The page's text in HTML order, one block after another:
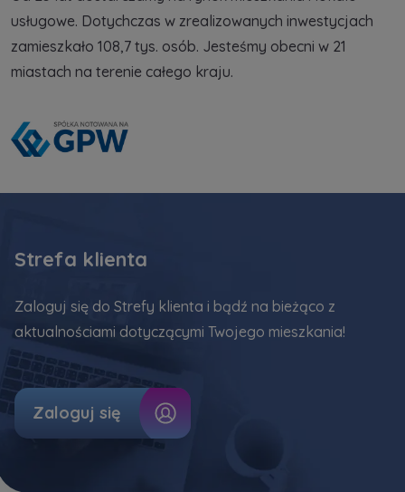
Dane o aktywności na naszej stronie mogą być
także udostępnianezaufanym partnerom.
Twoje dane są współadministrowane przez
cookies i jakie przysługują Ci prawa znajdziesz
wPolityce prywatności
usługowe. Dotychczas w zrealizowanych inwestycjach
zamieszkało 108,7 tys. osób. Jesteśmy obecni w 21
miastach na terenie całego kraju.
Strefa klienta
Zaloguj się do Strefy klienta i bądź na bieżąco z
aktualnościami dotyczącymi Twojego mieszkania!
Zaloguj się